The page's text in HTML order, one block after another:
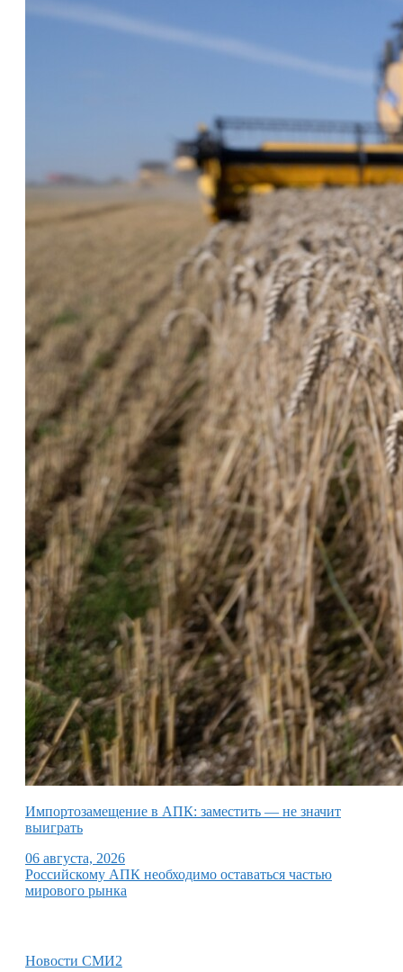
Импортозамещение в АПК: заместить — не значит
выиграть
06 августа, 2026
Российскому АПК необходимо оставаться частью
мирового рынка
Новости СМИ2